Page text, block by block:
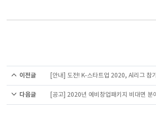
이전글 [안내] 도전! K-스타트업 2020, Al리그 참
다음글 [공고] 2020년 예비창업패키지 비대면